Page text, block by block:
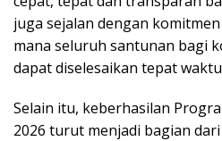
juga sejalan dengan
mana seluruh santunan bagi
dapat diselesaikan tepat
Selain itu, keberhasilan
2026 turut menjadi bagian